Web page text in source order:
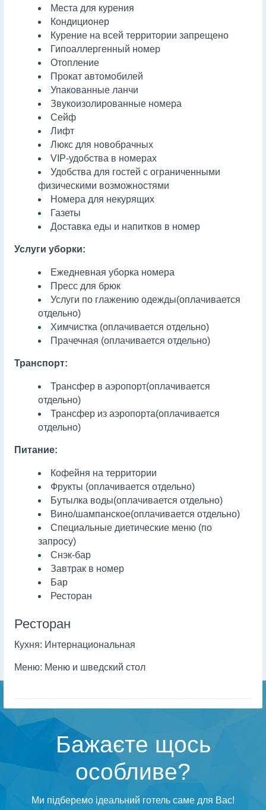
Места для курения
Кондиционер
Курение на всей территории запрещено
Гипоаллергенный номер
Отопление
Прокат автомобилей
Упакованные ланчи
Звукоизолированные номера
Сейф
Лифт
Люкс для новобрачных
VIP-удобства в номерах
Удобства для гостей с ограниченными
физическими возможностями
Номера для некурящих
Газеты
Доставка еды и напитков в номер
Услуги уборки:
Ежедневная уборка номера
Пресс для брюк
Услуги по глажению одежды(оплачивается
отдельно)
Химчистка (оплачивается отдельно)
Прачечная (оплачивается отдельно)
Транспорт:
Трансфер в аэропорт(оплачивается
отдельно)
Трансфер из аэропорта(оплачивается
отдельно)
Питание:
Кофейня на территории
Фрукты (оплачивается отдельно)
Бутылка воды(оплачивается отдельно)
Вино/шампанское(оплачивается отдельно)
Специальные диетические меню (по
запросу)
Снэк-бар
Завтрак в номер
Бар
Ресторан
Ресторан
Кухня: Интернациональная
Меню: Меню и шведский стол
Бажаєте щось
особливе?
Ми підберемо ідеальний готель саме для Вас!